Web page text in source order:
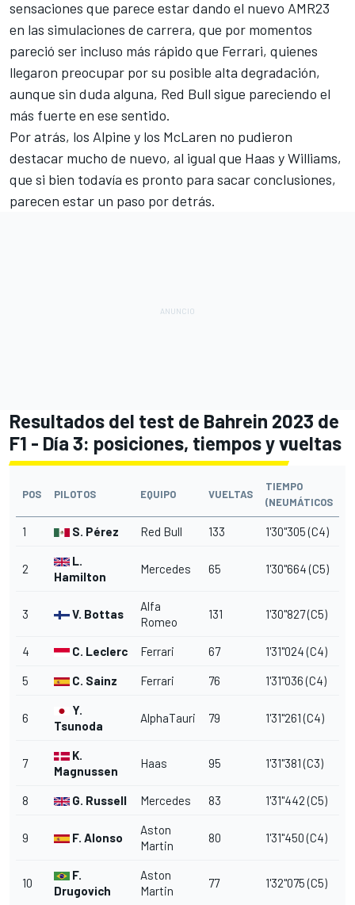
sensaciones que parece estar dando el nuevo AMR23
en las simulaciones de carrera, que por momentos
pareció ser incluso más rápido que Ferrari, quienes
llegaron preocupar por su posible alta degradación,
aunque sin duda alguna, Red Bull sigue pareciendo el
más fuerte en ese sentido.
Por atrás, los Alpine y los McLaren no pudieron
destacar mucho de nuevo, al igual que Haas yWilliams,
que si bien todavía es pronto para sacar conclusiones,
parecen estar un paso por detrás.
Resultados del test de Bahrein 2023 de
F1 - Día 3: posiciones, tiempos y vueltas
POS PILOTOS EQUIPO VUELTAS
TIEMPO
(NEUMÁTICOS
1 S. Pérez Red Bull 133 1'30"305 (C4)
2
L.
Hamilton
Mercedes 65 1'30"664 (C5)
3 V. Bottas
Alfa
Romeo
131 1'30"827 (C5)
4 C. Leclerc Ferrari 67 1'31"024 (C4)
5 C. Sainz Ferrari 76 1'31"036 (C4)
6
Y.
Tsunoda
AlphaTauri 79 1'31"261 (C4)
7
K.
Magnussen
Haas 95 1'31"381 (C3)
8 G. Russell Mercedes 83 1'31"442 (C5)
9 F. Alonso
Aston
Martin
80 1'31"450 (C4)
10
F.
Drugovich
Aston
Martin
77 1'32"075 (C5)